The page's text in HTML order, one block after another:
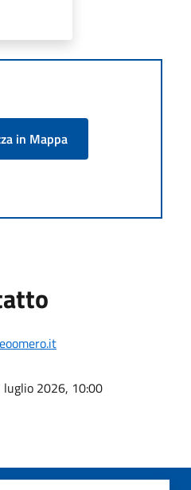
in Mappa
luglio 2026, 10:00